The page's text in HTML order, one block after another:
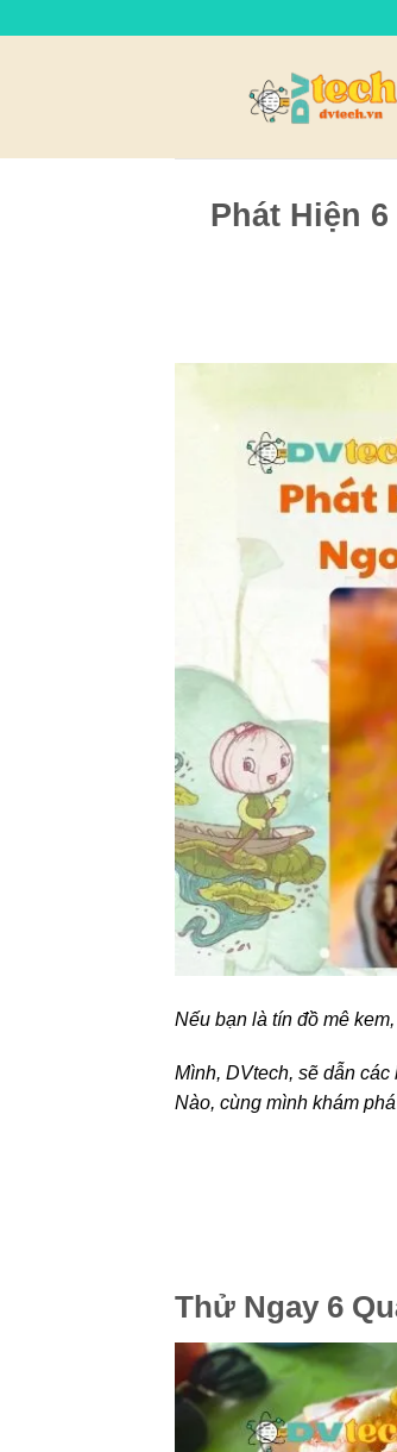
Phát Hiện
Nếu bạn là tín đồ mê
Mình, DVtech, sẽ dẫn
Nào, cùng mình khám
Thử Ngay 6